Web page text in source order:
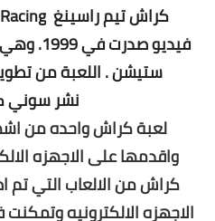
كراش تيم راسينغ
فيديوصدرت في 1999. وهي متوفرة على أجهزة
ستيشن. اللعبة من
نشرسوني
لعبة كراش واحده من
واقدمها على الاجهزه
كراش من الالعاب التي تم
الاجهزه الالكترونيه